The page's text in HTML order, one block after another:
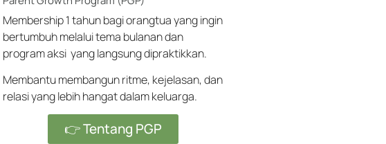
Membership 1 tahun bagi orangtua yang ingin
bertumbuh melalui tema bulanan dan
program aksi yang langsung dipraktikkan.
Membantu membangun ritme, kejelasan, dan
relasi yang lebih hangat dalam keluarga.
👉 Tentang PGP